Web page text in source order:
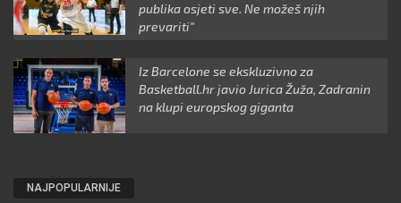
publika osjeti sve. Ne možeš njih
prevariti"
Iz Barcelone se ekskluzivno za
Basketball.hr javio Jurica Žuža, Zadranin
na klupi europskog giganta
NAJPOPULARNIJE